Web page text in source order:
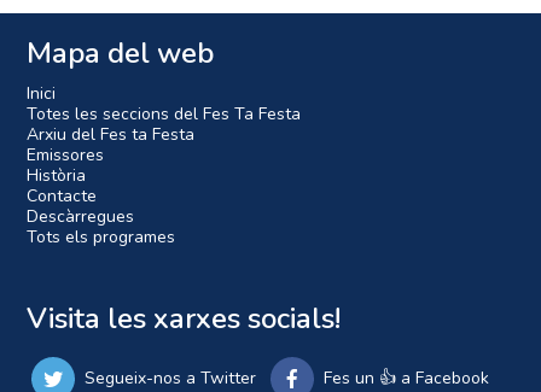
Mapa del web
Inici
Totes les seccions del Fes Ta Festa
Arxiu del Fes ta Festa
Emissores
Història
Contacte
Descàrregues
Tots els programes
Visita les xarxes socials!
Segueix-nos a Twitter Fes un 👍 a Facebook